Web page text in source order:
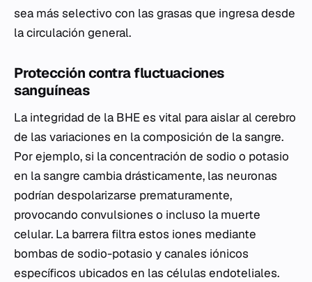
sea más selectivo con las grasas que ingresa desde
la circulación general.
Protección contra fluctuaciones
sanguíneas
La integridad de la BHE es vital para aislar al cerebro
de las variaciones en la composición de la sangre.
Por ejemplo, si la concentración de sodio o potasio
en la sangre cambia drásticamente, las neuronas
podrían despolarizarse prematuramente,
provocando convulsiones o incluso la muerte
celular. La barrera filtra estos iones mediante
bombas de sodio-potasio y canales iónicos
específicos ubicados en las células endoteliales.